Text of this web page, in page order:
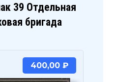
39 Отдельная
бригада
400,00 ₽